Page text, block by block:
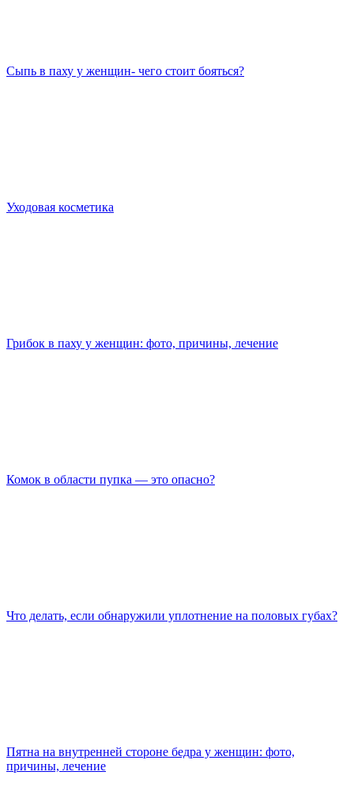
Сыпь в паху у женщин- чего стоит бояться?
Уходовая косметика
Грибок в паху у женщин: фото, причины, лечение
Комок в области пупка — это опасно?
Что делать, если обнаружили уплотнение на половых губах?
Пятна на внутренней стороне бедра у женщин: фото,
причины, лечение